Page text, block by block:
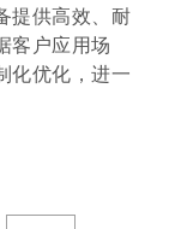
提供高效、耐
客户应用场
化优化，进一